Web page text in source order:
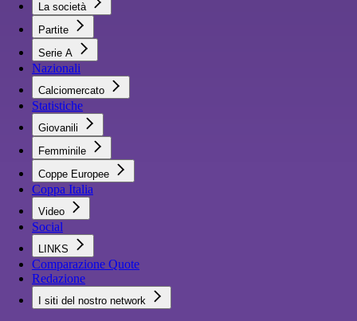
La società
Partite
Serie A
Nazionali
Calciomercato
Statistiche
Giovanili
Femminile
Coppe Europee
Coppa Italia
Video
Social
LINKS
Comparazione Quote
Redazione
I siti del nostro network